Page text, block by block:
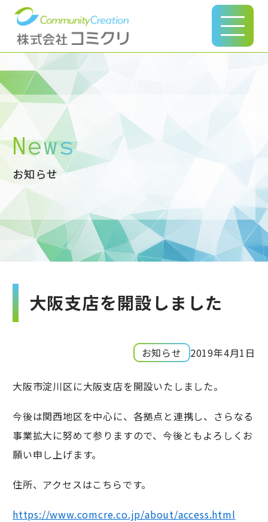
News
お知らせ
大阪支店を開設しました
お知らせ 2019年4月1日
大阪市淀川区に大阪支店を開設いたしました。
今後は関西地区を中心に、各拠点と連携し、さらなる
事業拡大に努めて参りますので、今後ともよろしくお
願い申し上げます。
住所、アクセスはこちらです。
https://www.comcre.co.jp/about/access.html